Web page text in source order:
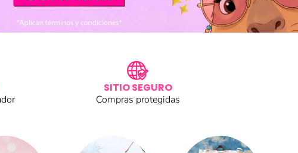
SITIO SEGURO
Compras protegidas